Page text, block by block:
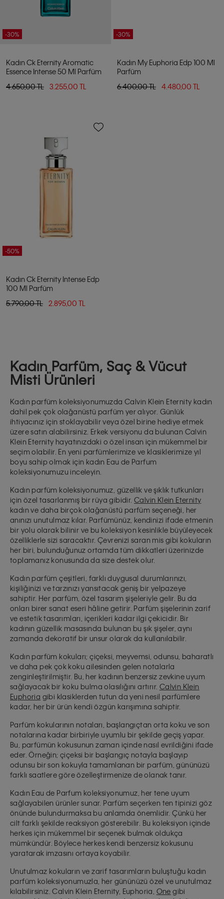
-30%
Kadın Ck Eternity Aromatic
Essence Intense 50 Ml Parfüm
4.650,00 TL
3.255,00 TL
-30%
Kadın My Euphoria Edp 100 Ml
Parfüm
6.400,00 TL
4.480,00 TL
-50%
Kadın Ck Eternity Intense Edp
100 Ml Parfüm
5.790,00 TL
2.895,00 TL
Kadın Parfüm, Saç & Vücut
Misti Ürünleri
Kadın parfüm koleksiyonumuzda Calvin Klein Eternity kadın
dahil pek çok olağanüstü parfüm yer alıyor. Günlük
ihtiyacınız için stoklayabilir veya özel birine hediye etmek
üzere satın alabilirsiniz. Erkek versiyonu da bulunan Calvin
Klein Eternity hayatınızdaki o özel insan için mükemmel bir
seçim olabilir. En yeni parfümlerimize ve klasiklerimize yıl
boyu sahip olmak için kadın Eau de Parfum
koleksiyonumuzu inceleyin.
Kadın parfüm koleksiyonumuz, güzellik ve şıklık tutkunları
için özel tasarlanmış bir rüya gibidir. Calvin Klein Eternity
kadın ve daha birçok olağanüstü parfüm seçeneği, her
anınızı unutulmaz kılar. Parfümünüz, kendinizi ifade etmenin
bir yolu olarak bilinir ve bu koleksiyon kesinlikle büyüleyecek
özelliklerle sizi saracaktır. Çevrenizi saran mis gibi kokuların
her biri, bulunduğunuz ortamda tüm dikkatleri üzerinizde
toplamanız konusunda da size destek olur.
Kadın parfüm çeşitleri, farklı duygusal durumlarınızı,
kişiliğinizi ve tarzınızı yansıtacak geniş bir yelpazeye
sahiptir. Her parfüm, özel tasarım şişeleriyle gelir. Bu da
onları birer sanat eseri hâline getirir. Parfüm şişelerinin zarif
ve estetik tasarımları, içerikleri kadar ilgi çekicidir. Bir
kadının güzellik masasında bulunan bu şık şişeler, aynı
zamanda dekoratif bir unsurolarak da kullanılabilir.
Kadın parfüm kokuları; çiçeksi, meyvemsi, odunsu, baharatlı
ve daha pek çok koku ailesinden gelen notalarla
zenginleştirilmiştir. Bu, her kadının benzersiz zevkine uyum
sağlayacak bir koku bulma olasılığını artırır. Calvin Klein
Euphoria gibi klasiklerden tutun da yeni nesil parfümlere
kadar, her bir ürün kendi özgün karışımına sahiptir.
Parfüm kokularının notaları, başlangıçtan orta koku ve son
notalarına kadar birbiriyle uyumlu bir şekilde geçiş yapar.
Bu, parfümün kokusunun zaman içinde nasıl evrildiğini ifade
eder. Örneğin; çiçeksi bir başlangıç notayla başlayıp
odunsu bir son kokuyla tamamlanan bir parfüm, gününüzü
farklı saatlere göre özelleştirmenize de olanak tanır.
Kadın Eau de Parfum koleksiyonumuz, her tene uyum
sağlayabilen ürünler sunar. Parfüm seçerken ten tipinizi göz
önünde bulundurmaksa bu anlamda önemlidir. Çünkü her
cilt farklı şekilde reaksiyon gösterebilir. Bu koleksiyon içinde
herkes için mükemmel bir seçenek bulmak oldukça
mümkündür. Böylece herkes kendi benzersiz kokusunu
yaratarak imzasını ortaya koyabilir.
Unutulmaz kokuların ve zarif tasarımların buluştuğu kadın
parfüm koleksiyonumuzla, her gününüzü özel ve unutulmaz
kılabilirsiniz. Calvin Klein Eternity, Euphoria, One gibi